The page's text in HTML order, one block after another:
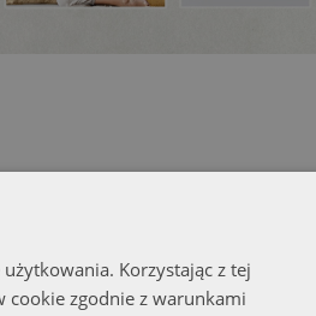
Korzystając z tej
cookie zgodnie z warunkami